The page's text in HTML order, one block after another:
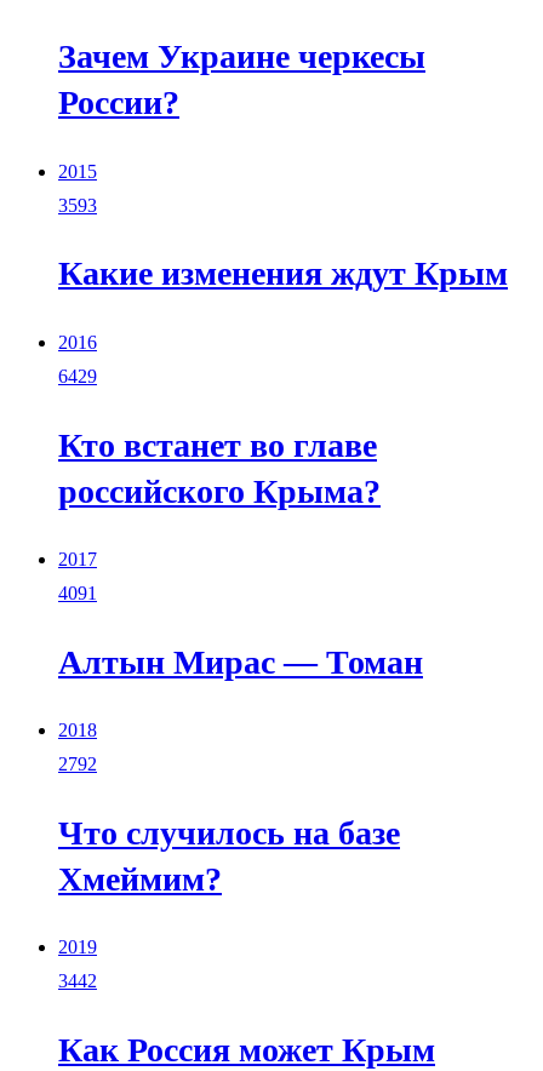
Зачем Украине черкесы
России?
2015
3593
Какие изменения ждут Крым
2016
6429
Кто встанет во главе
российского Крыма?
2017
4091
Алтын Мирас — Томан
2018
2792
Что случилось на базе
Хмеймим?
2019
3442
Как Россия может Крым